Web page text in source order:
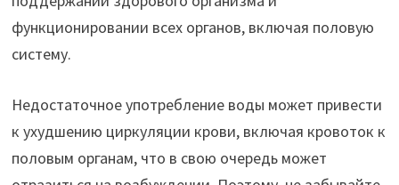
функционировании всех органов, включая половую
систему.
Недостаточное употребление воды может привести
к ухудшению циркуляции крови, включая кровоток к
половым органам, что в свою очередь может